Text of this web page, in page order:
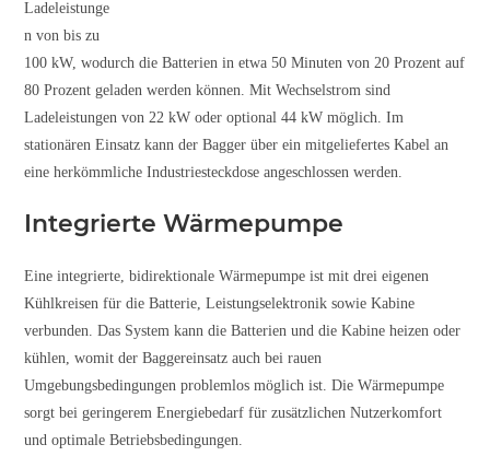
Ladeleistunge
n von bis zu
100 kW, wodurch die Batterien in etwa 50 Minuten von 20 Prozent auf
80 Prozent geladen werden können. Mit Wechselstrom sind
Ladeleistungen von 22 kW oder optional 44 kW möglich. Im
stationären Einsatz kann der Bagger über ein mitgeliefertes Kabel an
eine herkömmliche Industriesteckdose angeschlossen werden.
Integrierte Wärmepumpe
Eine integrierte, bidirektionale Wärmepumpe ist mit drei eigenen
Kühlkreisen für die Batterie, Leistungselektronik sowie Kabine
verbunden. Das System kann die Batterien und die Kabine heizen oder
kühlen, womit der Baggereinsatz auch bei rauen
Umgebungsbedingungen problemlos möglich ist. Die Wärmepumpe
sorgt bei geringerem Energiebedarf für zusätzlichen Nutzerkomfort
und optimale Betriebsbedingungen.